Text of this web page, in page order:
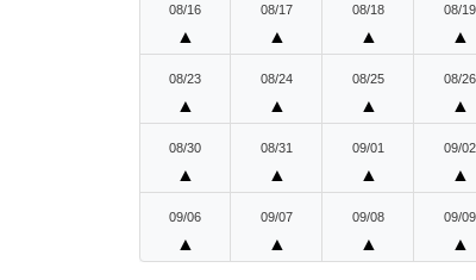
08/16
▲
08/17
▲
08/18
▲
08/19
▲
08/23
▲
08/24
▲
08/25
▲
08/26
▲
08/30
▲
08/31
▲
09/01
▲
09/02
▲
09/06
▲
09/07
▲
09/08
▲
09/09
▲